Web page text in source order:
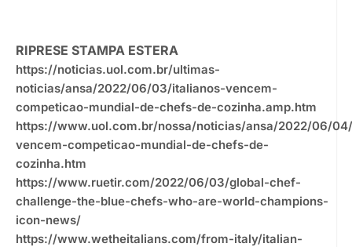
RIPRESE STAMPA ESTERA
https://noticias.uol.com.br/ultimas-
noticias/ansa/2022/06/03/italianos-vencem-
competicao-mundial-de-chefs-de-cozinha.amp.htm
https://www.uol.com.br/nossa/noticias/ansa/2022/06/
vencem-competicao-mundial-de-chefs-de-
cozinha.htm
https://www.ruetir.com/2022/06/03/global-chef-
challenge-the-blue-chefs-who-are-world-champions-
icon-news/
https://www.wetheitalians.com/from-italy/italian-